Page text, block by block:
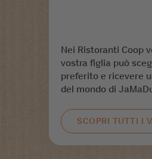
Nei Ristoranti Coop
vostra figlia può
preferito e ricevere
del mondo di
SCOPRI TUTTI I